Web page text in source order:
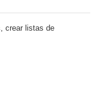
crear listas de